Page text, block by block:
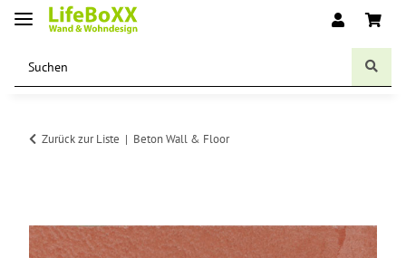
Zurück zur Liste Beton Wall & Floor